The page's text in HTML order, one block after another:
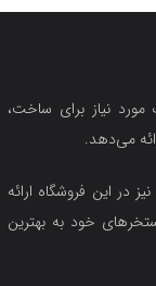
نیاز برای ساخت،
می‌دهد.
در این فروشگاه ارائه
خود به بهترین